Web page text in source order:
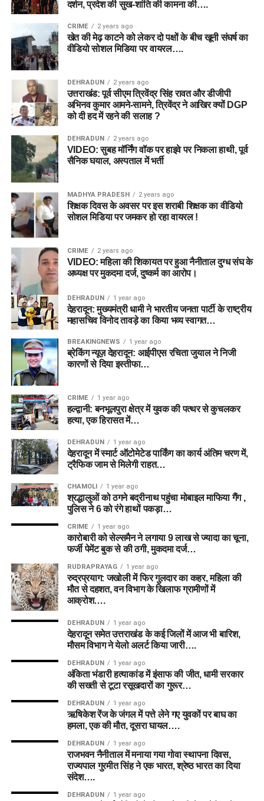
दर्शन, प्रदेश की सुख-शांति की कामना की….
CRIME 2 years ago
खेत की मेढ़ काटने को लेकर दो पक्षों के बीच खूनी संघर्ष का
वीडियो सोशल मिडिया पर वायरल….
DEHRADUN 2 years ago
उत्तराखंड: पूर्व सीएम त्रिवेंद्र सिंह रावत और डीजीपी
अभिनव कुमार आमने-सामने, त्रिवेंद्र ने आखिर क्यों DGP
को दी हद में रहने की सलाह ?
DEHRADUN 2 years ago
VIDEO: सुबह मॉर्निंग वॉक पर हाइवे पर निकला हाथी, पूर्व
सैनिक घयाल, अस्पताल में भर्ती
MADHYA PRADESH 2 years ago
शिक्षक दिवस के अवसर पर इस शराबी शिक्षक का वीडियो
सोशल मिडिया पर जमकर हो रहा वायरल !
CRIME 2 years ago
VIDEO: महिला की शिकायत पर हुआ नैनीताल दुग्ध संघ के
अध्यक्ष पर मुकदमा दर्ज, दुष्कर्म का आरोप।
DEHRADUN 1 year ago
देहरादून: मुख्यमंत्री धामी ने भारतीय जनता पार्टी के राष्ट्रीय
महासचिव विनोद तावड़े का किया भव्य स्वागत…
BREAKINGNEWS 1 year ago
ब्रेकिंग न्यूज़ देहरादून: आईपीएस रचिता जुयाल ने निजी
कारणों से दिया इस्तीफा…
CRIME 1 year ago
हल्द्वानी: बनभूलपुरा क्षेत्र में युवक की पत्थर से कुचलकर
हत्या, एक हिरासत में…
DEHRADUN 1 year ago
देहरादून में स्मार्ट ऑटोमेटेड पार्किंग का कार्य अंतिम चरण में,
ट्रैफिक जाम से मिलेगी राहत…
CHAMOLI 1 year ago
श्रद्धालुओं को ठगने बद्रीनाथ पहुंचा मोबाइल माफिया गैंग ,
पुलिस ने 6 को रंगे हाथों पकड़ा…
CRIME 1 year ago
कारोबारी को सेल्समैन ने लगाया 9 लाख से ज्यादा का चूना,
फर्जी पेमेंट बुक से की ठगी, मुकदमा दर्ज…
RUDRAPRAYAG 1 year ago
रुद्रप्रयाग: जखोली में फिर गुलदार का कहर, महिला की
मौत से दहशत, वन विभाग के खिलाफ ग्रामीणों में
आक्रोश….
DEHRADUN 1 year ago
देहरादून समेत उत्तराखंड के कई जिलों में आज भी बारिश,
मौसम विभाग ने येलो अलर्ट किया जारी….
DEHRADUN 1 year ago
अंकिता भंडारी हत्याकांड में इंसाफ की जीत, धामी सरकार
की सख्ती से टूटा रसूखदारों का गुरूर…
DEHRADUN 1 year ago
ऋषिकेश रेंज के जंगल में पत्ते लेने गए युवकों पर बाघ का
हमला, एक की मौत, दूसरा घायल….
DEHRADUN 1 year ago
राजभवन नैनीताल में मनाया गया गोवा स्थापना दिवस,
राज्यपाल गुरमीत सिंह ने एक भारत, श्रेष्ठ भारत का दिया
संदेश….
DEHRADUN 1 year ago